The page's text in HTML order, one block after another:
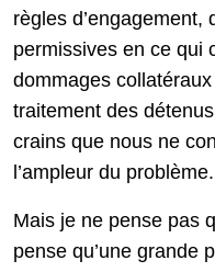
règles
permissives en ce qui
dommages
traitement des
crains que nous ne
l’ampleur du problème.
Mais je ne pense pas
pense qu’une grande